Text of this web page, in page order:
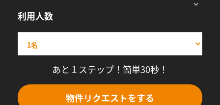
利用人数
あと１ステップ！簡単30秒！
物件リクエストをする